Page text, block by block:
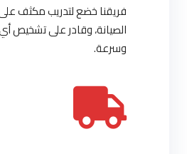
فريقنا خضع لتدريب مكثف
الصيانة، وقادر على تشخيص
وسرعة.